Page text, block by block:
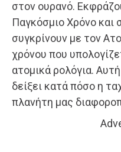
στον ουρανό.
Παγκόσμιο Χρόνο και
συγκρίνουν με τον
χρόνου που
ατομικά ρολόγια.
δείξει κατά πόσο η
πλανήτη μας